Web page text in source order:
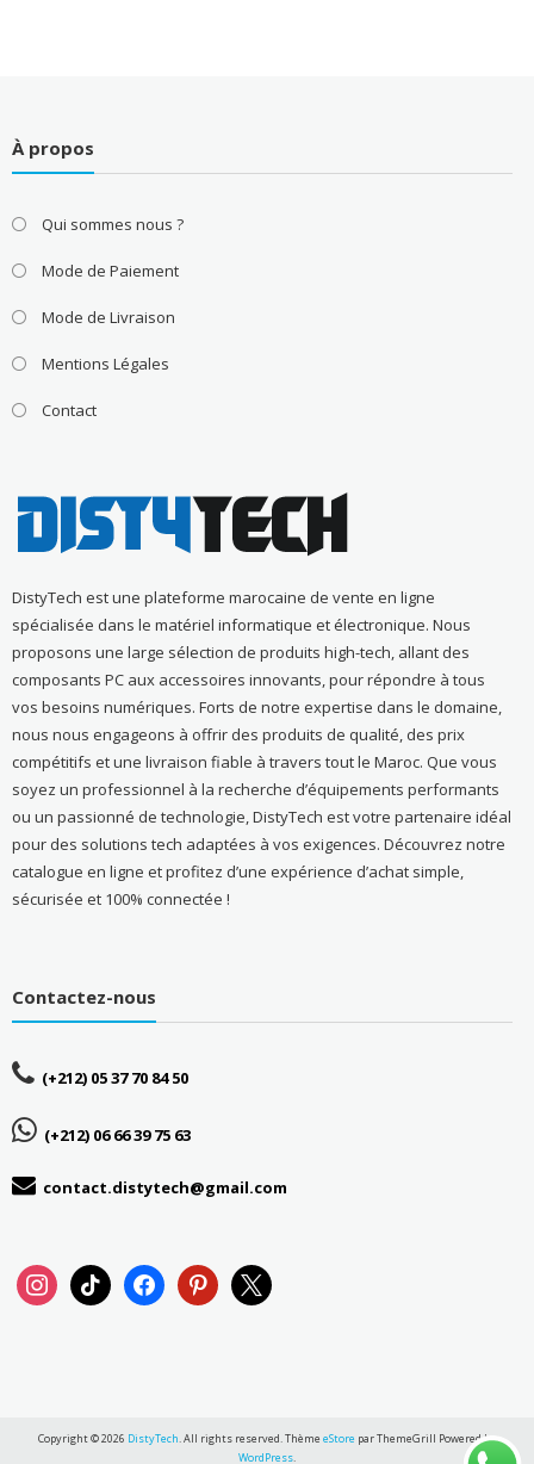
À propos
Qui sommes nous ?
Mode de Paiement
Mode de Livraison
Mentions Légales
Contact
DistyTech est une plateforme marocaine de vente en ligne
spécialisée dans le matériel informatique et électronique. Nous
proposons une large sélection de produits high-tech, allant des
composants PC aux accessoires innovants, pour répondre à tous
vos besoins numériques. Forts de notre expertise dans le domaine,
nous nous engageons à offrir des produits de qualité, des prix
compétitifs et une livraison fiable à travers tout le Maroc. Que vous
soyez un professionnel à la recherche d’équipements performants
ou un passionné de technologie, DistyTech est votre partenaire idéal
pour des solutions tech adaptées à vos exigences. Découvrez notre
catalogue en ligne et profitez d’une expérience d’achat simple,
sécurisée et 100% connectée !
Contactez-nous
(+212) 05 37 70 84 50
(+212) 06 66 39 75 63
contact.distytech@gmail.com
instagramtiktok facebookpinterest
x
Copyright © 2026 DistyTech. All rights reserved. Thème eStore par ThemeGrill Powered by
WordPress.